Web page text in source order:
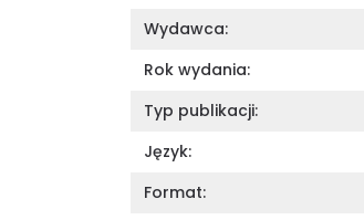
Wydawca:
Rok wydania:
Typ publikacji:
Język:
Format: